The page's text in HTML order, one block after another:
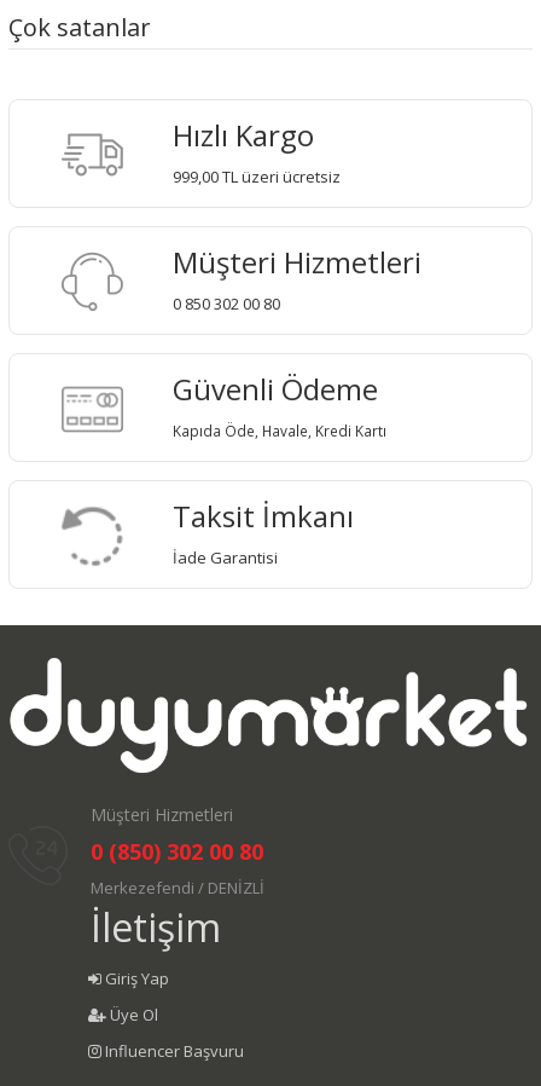
Çok satanlar
Hızlı Kargo
999,00 TL üzeri ücretsiz
Müşteri Hizmetleri
0 850 302 00 80
Güvenli Ödeme
Kapıda Öde, Havale, Kredi Kartı
Taksit İmkanı
İade Garantisi
Müşteri Hizmetleri
0 (850) 302 00 80
Merkezefendi / DENİZLİ
İletişim
Giriş Yap
Üye Ol
Influencer Başvuru